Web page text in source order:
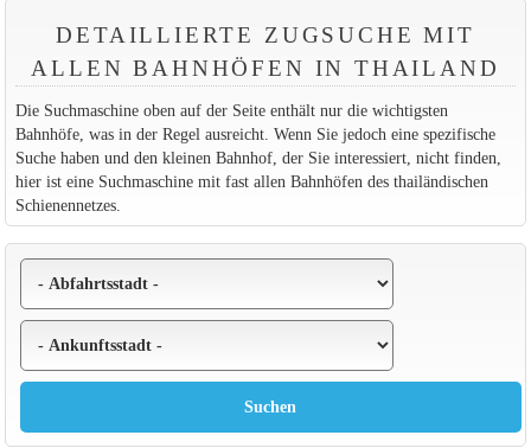
DETAILLIERTE ZUGSUCHE MIT
ALLEN BAHNHÖFEN IN THAILAND
Die Suchmaschine oben auf der Seite enthält nur die wichtigsten
Bahnhöfe, was in der Regel ausreicht. Wenn Sie jedoch eine spezifische
Suche haben und den kleinen Bahnhof, der Sie interessiert, nicht finden,
hier ist eine Suchmaschine mit fast allen Bahnhöfen des thailändischen
Schienennetzes.